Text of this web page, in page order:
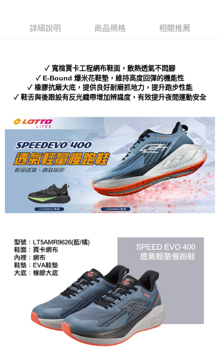
※ 請注意：結帳手續完成當下不需立刻繳費，但若您需要取消訂單，請聯絡
客戶支援中心」https://netprotections.freshdesk.com/support/home
【注意事項】
１．透過由恩沛科技股份有限公司提供之「AFTEE先享後付」服務完成之交
２．關於個人資料處理事宜，請瀏覽以下網址：
３．未成年的使用者請事先徵得法定代理人或監護人之同意方可使用
「AFTEE先享後付」，若未經同意申辦者引起之損失，本公司不負相關責
任。
４．使用「AFTEE先享後付」時，將依據個別帳號之用戶狀況，依本公司即
時審查核予不同之上限額度；若仍有額度不足之情形，本公司將視審查結果
請求用戶進行身份認證。
５．嚴禁一人註冊多個帳號或使用他人資訊註冊。若發現惡意使用之情形，
恩沛科技股份有限公司將有權停止該用戶之使用額度並採取法律行動。
每筆NT$70，滿NT$999(含以上)免運費
新竹物流宅配
每筆NT$90，滿NT$999(含以上)免運費
查看運費
詳細說明 商品規格 相關推薦
✓ 寬楦賈卡工程網布鞋面，散熱透氣不悶腳
✓ E-Bound 爆米花鞋墊，維持高度回彈的機能性
✓ 橡膠抗磨大底，提供良好耐磨抓地力，提升跑步性能
✓ 鞋舌與後跟設有反光織帶增加辨識度，有效提升夜間運動安全